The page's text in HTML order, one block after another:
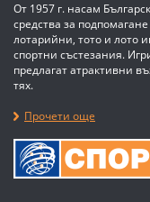
От 1957 г. насам
средства за
лотарийни, тото и лото
спортни състезания.
предлагат атрактивни
тях.
Прочети още